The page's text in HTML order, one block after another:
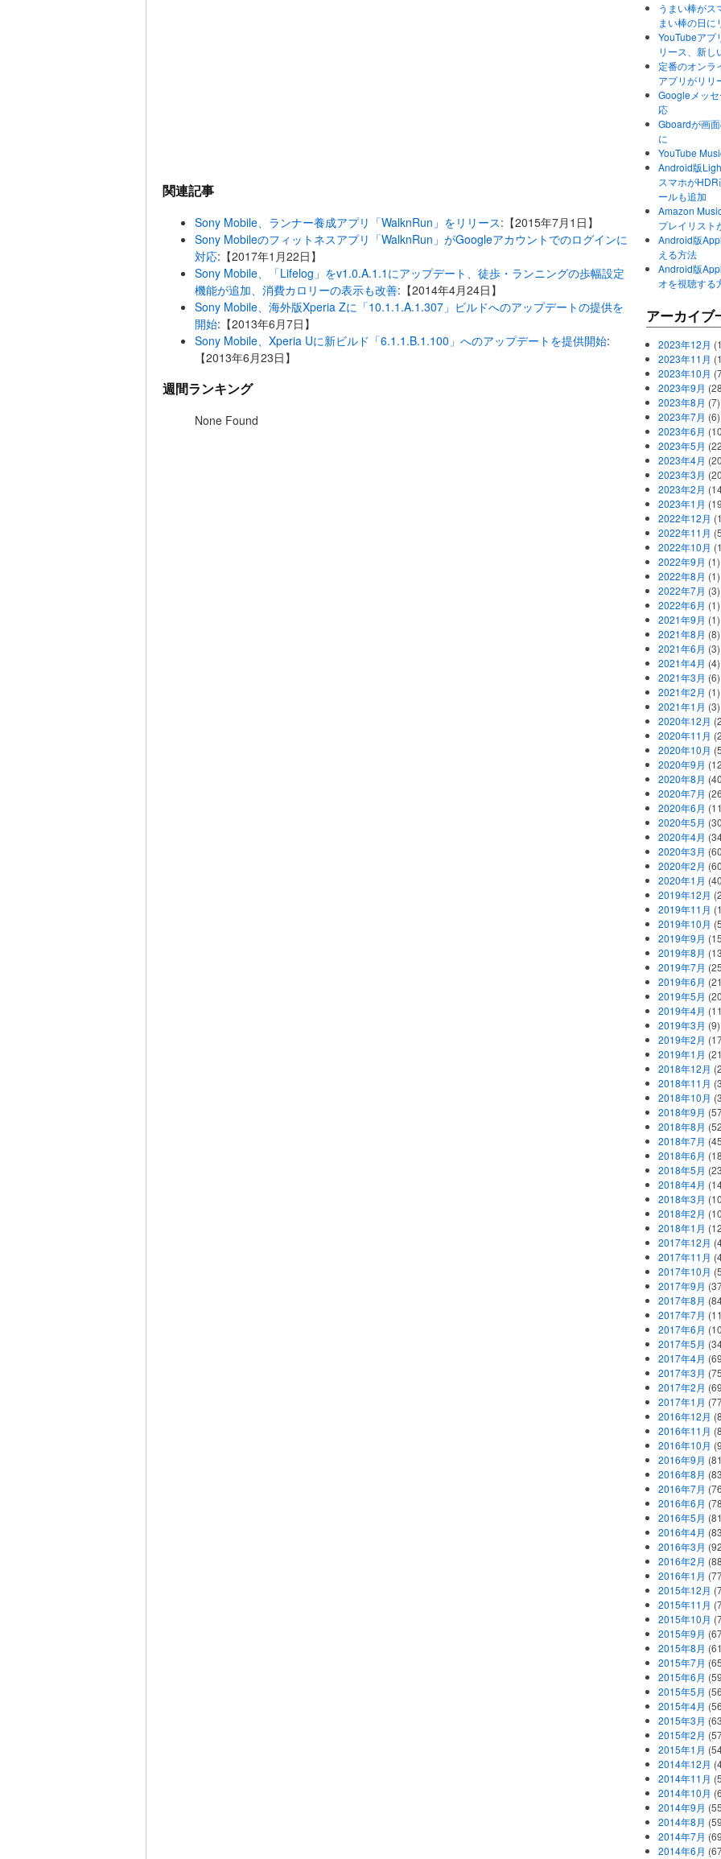
関連記事
Sony Mobile、ランナー養成アプリ「WalknRun」をリリース:【2015年7月1日】
Sony Mobileのフィットネスアプリ「WalknRun」がGoogleアカウントでのログインに
対応:【2017年1月22日】
Sony Mobile、「Lifelog」をv1.0.A.1.1にアップデート、徒歩・ランニングの歩幅設定
機能が追加、消費カロリーの表示も改善:【2014年4月24日】
Sony Mobile、海外版Xperia Zに「10.1.1.A.1.307」ビルドへのアップデートの提供を
開始:【2013年6月7日】
Sony Mobile、Xperia Uに新ビルド「6.1.1.B.1.100」へのアップデートを提供開始:
【2013年6月23日】
週間ランキング
None Found
うまい棒がス
まい棒の日に
YouTubeアプ
リース、新し
定番のオンラ
アプリがリリ
Googleメッ
応
Gboardが画
に
YouTube
Android版
スマホが
ールも追加
Amazon
プレイリスト
Android版
える方法
Android版
オを視聴する
アーカイブ
2023年12月
2023年11月
2023年10月
2023年9月
2023年8月 (7)
2023年7月 (6)
2023年6月
2023年5月
2023年4月
2023年3月
2023年2月
2023年1月
2022年12月
2022年11月
2022年10月
2022年9月 (1)
2022年8月 (1)
2022年7月 (3)
2022年6月 (1)
2021年9月 (1)
2021年8月 (8)
2021年6月 (3)
2021年4月 (4)
2021年3月 (6)
2021年2月 (1)
2021年1月 (3)
2020年12月
2020年11月
2020年10月
2020年9月
2020年8月
2020年7月
2020年6月
2020年5月
2020年4月
2020年3月
2020年2月
2020年1月
2019年12月
2019年11月
2019年10月
2019年9月
2019年8月
2019年7月
2019年6月
2019年5月
2019年4月
2019年3月 (9)
2019年2月
2019年1月
2018年12月
2018年11月
2018年10月
2018年9月
2018年8月
2018年7月
2018年6月
2018年5月
2018年4月
2018年3月
2018年2月
2018年1月
2017年12月
2017年11月
2017年10月
2017年9月
2017年8月
2017年7月
2017年6月
2017年5月
2017年4月
2017年3月
2017年2月
2017年1月
2016年12月
2016年11月
2016年10月
2016年9月
2016年8月
2016年7月
2016年6月
2016年5月
2016年4月
2016年3月
2016年2月
2016年1月
2015年12月
2015年11月
2015年10月
2015年9月
2015年8月
2015年7月
2015年6月
2015年5月
2015年4月
2015年3月
2015年2月
2015年1月
2014年12月
2014年11月
2014年10月
2014年9月
2014年8月
2014年7月
2014年6月